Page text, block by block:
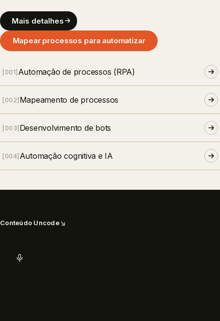
Mais detalhes
Mapear processos para automatizar
[001]Automação de processos (RPA)
[002]Mapeamento de processos
[003]Desenvolvimento de bots
[004]Automação cognitiva e IA
Conteúdo Uncode↘